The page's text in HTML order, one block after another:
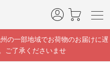
の一部地域でお荷物のお届けに遅
ご了承くださいませ